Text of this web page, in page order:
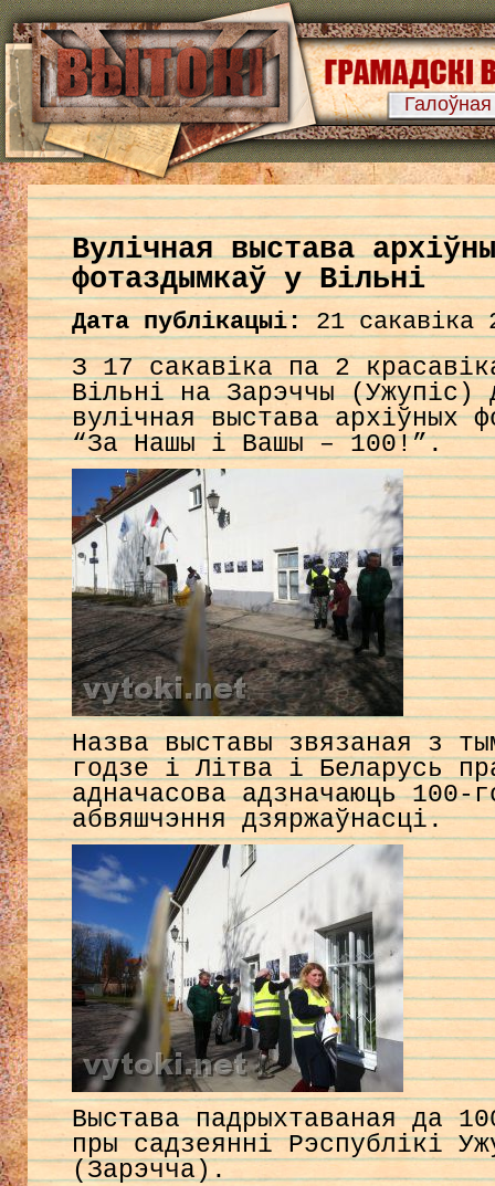
Галоўная
Вулічная выстава
фотаздымкаў у Вільні
Дата публікацыі:21 сакавіка
З 17 сакавіка па 2
Вільні на Зарэччы (Ужупіс)
вулічная выстава архіўных
“За Нашы і Вашы – 100!”.
Назва выставы звязаная з
годзе і Літва і Беларусь
адначасова адзначаюць 100-
абвяшчэння дзяржаўнасці.
Выстава падрыхтаваная да
пры садзеянні Рэспублікі
(Зарэчча).